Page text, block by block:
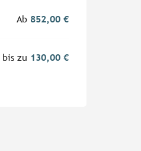
Ab 852,00 €
bis zu 130,00 €